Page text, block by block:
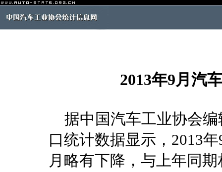
2013年9月汽
据中国汽车工业协会编
口统计数据显示，2013
月略有下降，与上年同